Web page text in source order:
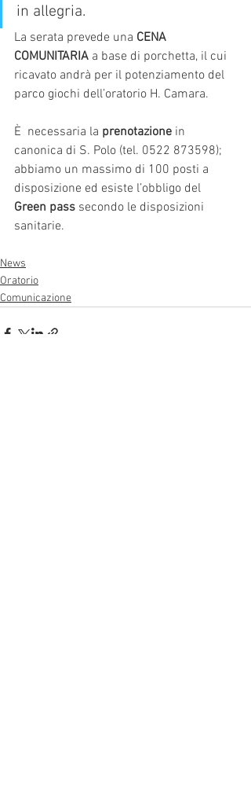
in allegria.
La serata prevede una CENA
COMUNITARIA a base di porchetta, il cui
ricavato andrà per il potenziamento del
parco giochi dell’oratorio H. Camara.
È  necessaria la prenotazione in
canonica di S. Polo (tel. 0522 873598);
abbiamo un massimo di 100 posti a
disposizione ed esiste l’obbligo del
Green pass secondo le disposizioni
sanitarie.
News
Oratorio
Comunicazione